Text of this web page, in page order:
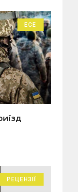
ЕСЕ
РЕЦЕНЗІЇ